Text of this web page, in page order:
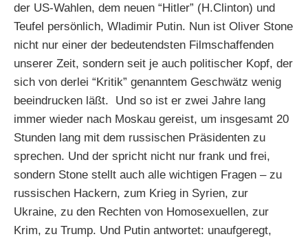
der US-Wahlen, dem neuen “Hitler” (H.Clinton) und
Teufel persönlich, Wladimir Putin. Nun ist Oliver Stone
nicht nur einer der bedeutendsten Filmschaffenden
unserer Zeit, sondern seit je auch politischer Kopf, der
sich von derlei “Kritik” genanntem Geschwätz wenig
beeindrucken läßt. Und so ist er zwei Jahre lang
immer wieder nach Moskau gereist, um insgesamt 20
Stunden lang mit dem russischen Präsidenten zu
sprechen. Und der spricht nicht nur frank und frei,
sondern Stone stellt auch alle wichtigen Fragen – zu
russischen Hackern, zum Krieg in Syrien, zur
Ukraine, zu den Rechten von Homosexuellen, zur
Krim, zu Trump. Und Putin antwortet: unaufgeregt,